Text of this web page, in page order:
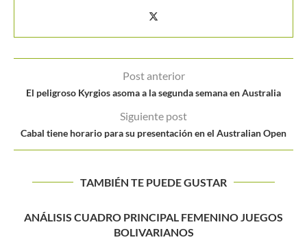
Post anterior
El peligroso Kyrgios asoma a la segunda semana en Australia
Siguiente post
Cabal tiene horario para su presentación en el Australian Open
TAMBIÉN TE PUEDE GUSTAR
RODRÍGUEZ: «ES UN SUEÑO ESTRENAR LA CAMISETA
DE COLOMBIA CON...